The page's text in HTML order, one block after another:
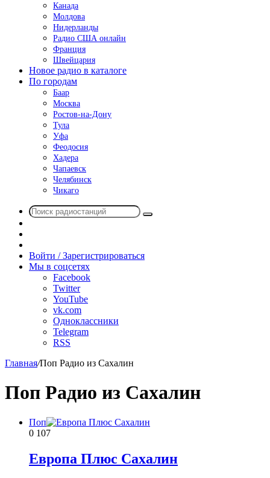
Канада
Молдова
Нидерланды
Радио США онлайн
Франция
Швейцария
Новое радио в каталоге
По городам
Баар
Москва
Ростов-на-Дону
Тула
Уфа
Феодосия
Хадера
Чапаевск
Челябинск
Чикаго
Поиск
радио
Войти / Зарегистрироваться
Мы в соцсетях
Facebook
Twitter
YouTube
vk.com
Одноклассники
Telegram
RSS
Главная/Поп Радио из Сахалин
Поп Радио из Сахалин
Поп
0 107
Европа Плюс Сахалин